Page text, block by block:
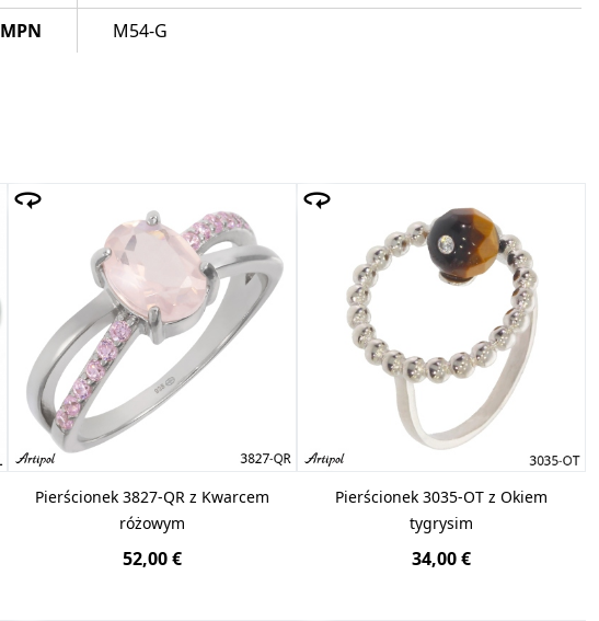
MPN
M54-G
Pierścionek 3827-QR z Kwarcem
różowym
52,00 €
Pierścionek 3035-OT z Okiem
tygrysim
34,00 €